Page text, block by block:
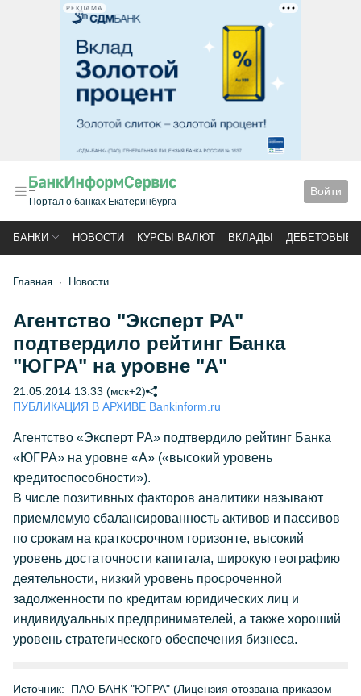
РЕКЛАМА
Портал о банках Екатеринбурга
Войти
БАНКИ НОВОСТИ КУРСЫ ВАЛЮТ ВКЛАДЫ ДЕБЕТОВЫЕ
Главная Новости
Агентство "Эксперт РА"
подтвердило рейтинг Банка
"ЮГРА" на уровне "А"
21.05.2014 13:33 (мск+2)
ПУБЛИКАЦИЯ В АРХИВЕ Bankinform.ru
Агентство «Эксперт РА» подтвердило рейтинг Банка
«ЮГРА» на уровне «А» («высокий уровень
кредитоспособности»).
В числе позитивных факторов аналитики называют
приемлемую сбалансированность активов и пассивов
по срокам на краткосрочном горизонте, высокий
уровень достаточности капитала, широкую географию
деятельности, низкий уровень просроченной
задолженности по кредитам юридических лиц и
индивидуальных предпринимателей, а также хороший
уровень стратегического обеспечения бизнеса.
Источник:
ПАО БАНК "ЮГРА" (Лицензия отозвана приказом